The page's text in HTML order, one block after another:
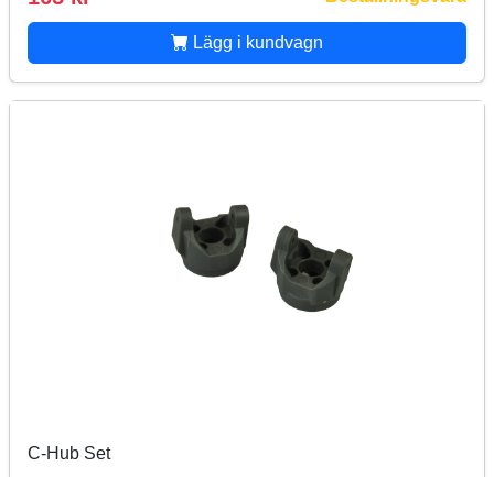
Lägg i kundvagn
C-Hub Set